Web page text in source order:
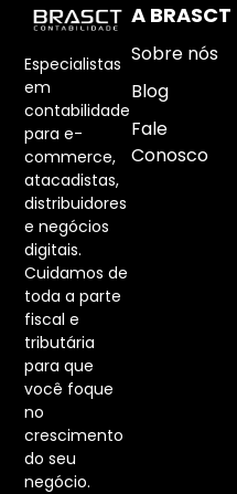
Especialistas
em
contabilidade
para e-
commerce,
atacadistas,
distribuidores
e negócios
digitais.
Cuidamos de
toda a parte
fiscal e
tributária
para que
você foque
no
crescimento
do seu
negócio.
A BRASCT
Sobre nós
Blog
Fale
Conosco